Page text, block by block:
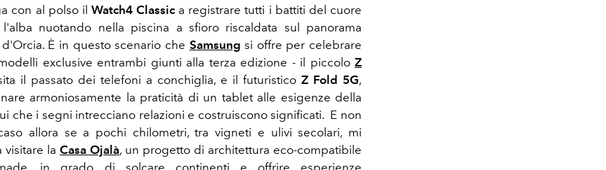
con al polso il Watch4 Classic a registrare tutti i battiti del cuore
nuotando nella piscina a sfioro riscaldata sul panorama
È in questo scenario che Samsung si offre per celebrare
exclusive entrambi giunti alla terza edizione - il piccolo Z
il passato dei telefoni a conchiglia, e il futuristico Z Fold 5G,
armoniosamente la praticità di un tablet alle esigenze della
che i segni intrecciano relazioni e costruiscono significati. E non
allora se a pochi chilometri, tra vigneti e ulivi secolari, mi
visitare la Casa Ojalà, un progetto di architettura eco-compatibile
in grado di solcare continenti e offrire esperienze